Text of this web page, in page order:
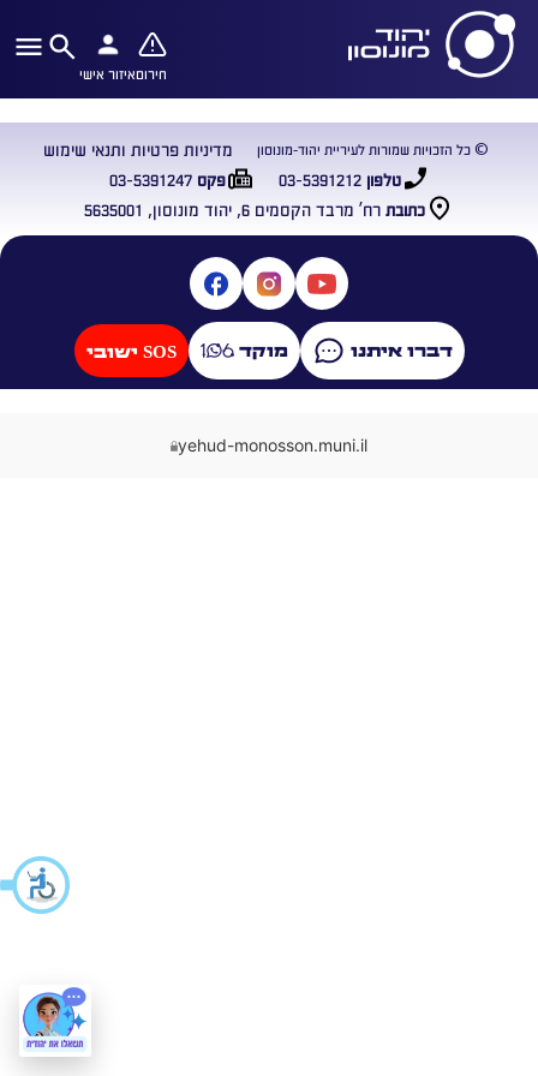
חירוםאיזור אישי
כתובת רח’ מרבד הקסמים 6, יהוד מונוסון, 5635001
טלפון03-5391212 פקס03-5391247
© כל הזכויות שמורות לעיריית יהוד-מונוסון מדיניות פרטיות ותנאי שימוש
דברו איתנו מוקד SOS ישובי
yehud-monosson.muni.il